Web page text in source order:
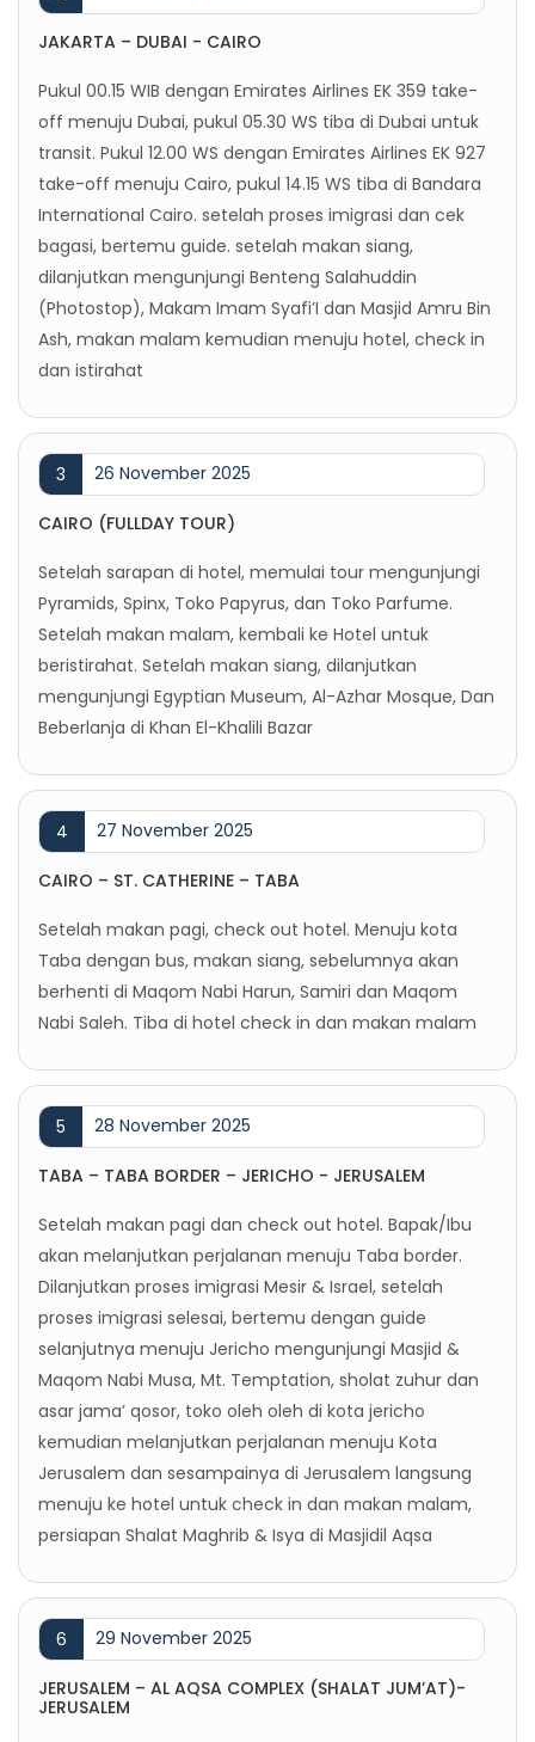
JAKARTA – DUBAI - CAIRO
Pukul 00.15 WIB dengan Emirates Airlines EK 359 take-
off menuju Dubai, pukul 05.30 WS tiba di Dubai untuk
transit. Pukul 12.00 WS dengan Emirates Airlines EK 927
take-off menuju Cairo, pukul 14.15 WS tiba di Bandara
International Cairo. setelah proses imigrasi dan cek
bagasi, bertemu guide. setelah makan siang,
dilanjutkan mengunjungi Benteng Salahuddin
(Photostop), Makam Imam Syafi’I dan Masjid Amru Bin
Ash, makan malam kemudian menuju hotel, check in
dan istirahat
3 26 November 2025
CAIRO (FULLDAY TOUR)
Setelah sarapan di hotel, memulai tour mengunjungi
Pyramids, Spinx, Toko Papyrus, dan Toko Parfume.
Setelah makan malam, kembali ke Hotel untuk
beristirahat. Setelah makan siang, dilanjutkan
mengunjungi Egyptian Museum, Al-Azhar Mosque, Dan
Beberlanja di Khan El-Khalili Bazar
4 27 November 2025
CAIRO – ST. CATHERINE – TABA
Setelah makan pagi, check out hotel. Menuju kota
Taba dengan bus, makan siang, sebelumnya akan
berhenti di Maqom Nabi Harun, Samiri dan Maqom
Nabi Saleh. Tiba di hotel check in dan makan malam
5 28 November 2025
TABA – TABA BORDER – JERICHO - JERUSALEM
Setelah makan pagi dan check out hotel. Bapak/Ibu
akan melanjutkan perjalanan menuju Taba border.
Dilanjutkan proses imigrasi Mesir & Israel, setelah
proses imigrasi selesai, bertemu dengan guide
selanjutnya menuju Jericho mengunjungi Masjid &
Maqom Nabi Musa, Mt. Temptation, sholat zuhur dan
asar jama’ qosor, toko oleh oleh di kota jericho
kemudian melanjutkan perjalanan menuju Kota
Jerusalem dan sesampainya di Jerusalem langsung
menuju ke hotel untuk check in dan makan malam,
persiapan Shalat Maghrib & Isya di Masjidil Aqsa
6 29 November 2025
JERUSALEM – AL AQSA COMPLEX (SHALAT JUM’AT)-
JERUSALEM